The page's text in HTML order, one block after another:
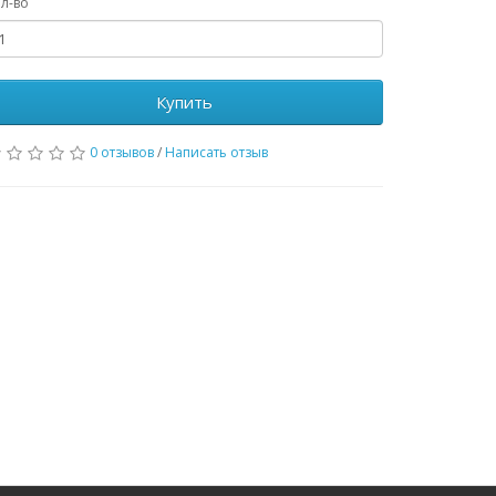
Купить
0 отзывов/ Написать отзыв